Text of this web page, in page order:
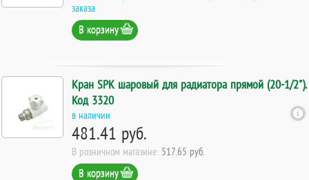
заказа
В корзину
Кран SPK шаровый для радиатора прямой (20-1/2").
Код 3320
в наличии
481.41 руб.
В розничном магазине: 517.65 руб.
В корзину